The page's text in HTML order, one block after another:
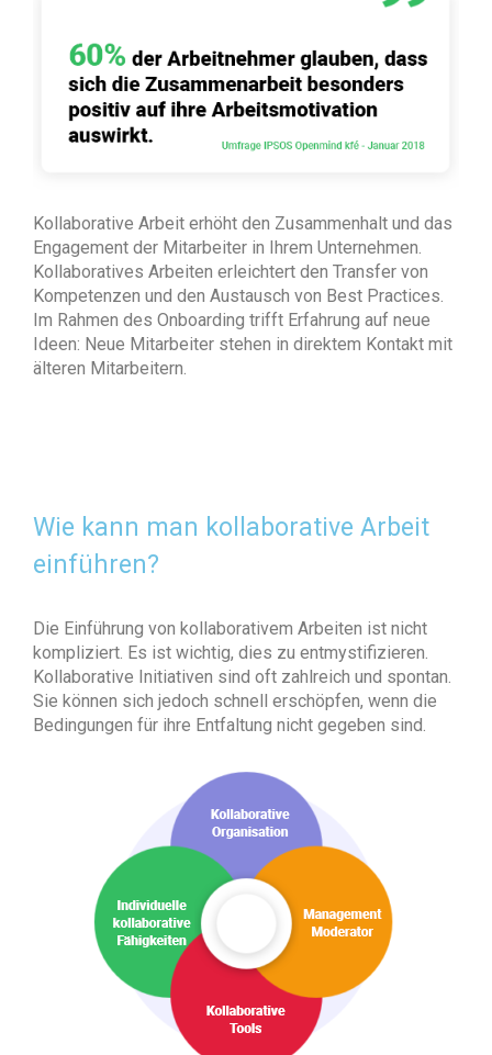
Kollaborative Arbeit erhöht den Zusammenhalt und das
Engagement der Mitarbeiter in Ihrem Unternehmen.
Kollaboratives Arbeiten erleichtert den Transfer von
Kompetenzen und den Austausch von Best Practices.
Im Rahmen des Onboarding trifft Erfahrung auf neue
Ideen: Neue Mitarbeiter stehen in direktem Kontakt mit
älteren Mitarbeitern.
Wie kann man kollaborative Arbeit
einführen?
Die Einführung von kollaborativem Arbeiten ist nicht
kompliziert. Es ist wichtig, dies zu entmystifizieren.
Kollaborative Initiativen sind oft zahlreich und spontan.
Sie können sich jedoch schnell erschöpfen, wenn die
Bedingungen für ihre Entfaltung nicht gegeben sind.